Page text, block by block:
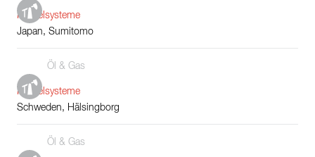
Kesselsysteme
Japan, Sumitomo
Öl & Gas
Kesselsysteme
Schweden, Hälsingborg
Öl & Gas